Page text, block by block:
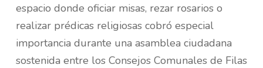
espacio donde oficiar misas, rezar rosarios o
realizar prédicas religiosas cobró especial
importancia durante una asamblea ciudadana
sostenida entre los Consejos Comunales de Filas